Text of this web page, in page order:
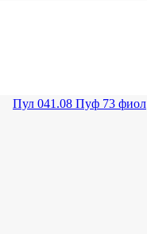
Пул 041.08 Пуф 73 фиол